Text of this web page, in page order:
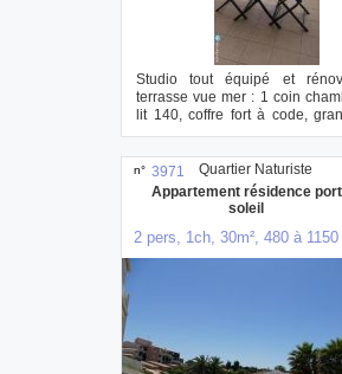
Studio tout équipé et
terrasse vue mer : 1 coin
lit 140, coffre fort à code,
ta...
n° 3971
Appartement résidence port
soleil
2 pers, 1ch, 30m², 480 à 1150
Quartier Naturiste